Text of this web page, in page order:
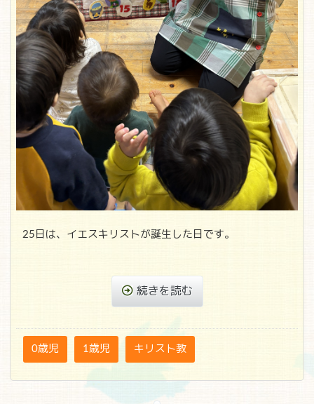
25日は、イエスキリストが誕生した日です。
続きを読む
0歳児 1歳児 キリスト教